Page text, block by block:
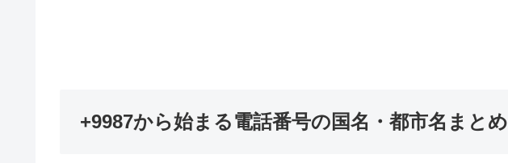
+9987から始まる電話番号の国名・都市名まとめ